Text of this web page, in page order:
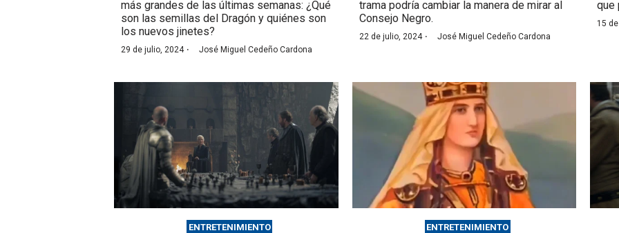
más grandes de las últimas semanas: ¿Qué
son las semillas del Dragón y quiénes son
los nuevos jinetes?
29 de julio, 2024· José Miguel Cedeño Cardona
trama podría cambiar la manera de mirar al
Consejo Negro.
22 de julio, 2024· José Miguel Cedeño Cardona
que
15
ENTRETENIMIENTO ENTRETENIMIENTO